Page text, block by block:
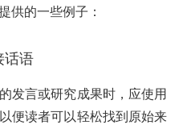
供的一些例子：
话语
发言或研究成果时，应使用
便读者可以轻松找到原始来